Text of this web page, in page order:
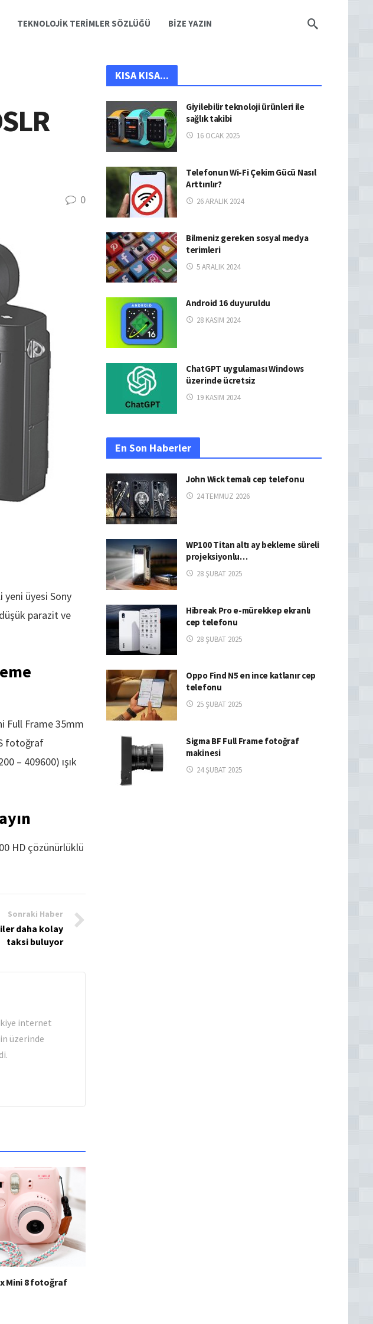
TEKNOLOJIK TERIMLER SÖZLÜĞÜ BIZE YAZIN
0
üyesi Sony
parazit ve
Full Frame 35mm
fotoğraf
– 409600) ışık
HD çözünürlüklü
Sonraki Haber
daha kolay
taksi buluyor
internet
üzerinde
Mini 8 fotoğraf
KISA KISA...
Giyilebilir teknoloji ürünleri ile
sağlık takibi
16 OCAK 2025
Telefonun Wi-Fi Çekim Gücü Nasıl
Arttırılır?
26 ARALIK 2024
Bilmeniz gereken sosyal medya
terimleri
5 ARALIK 2024
Android 16 duyuruldu
28 KASIM 2024
ChatGPT uygulaması Windows
üzerinde ücretsiz
19 KASIM 2024
En Son Haberler
John Wick temalı cep telefonu
24 TEMMUZ 2026
WP100 Titan altı ay bekleme süreli
projeksiyonlu…
28 ŞUBAT 2025
Hibreak Pro e-mürekkep ekranlı
cep telefonu
28 ŞUBAT 2025
Oppo Find N5 en ince katlanır cep
telefonu
25 ŞUBAT 2025
Sigma BF Full Frame fotoğraf
makinesi
24 ŞUBAT 2025